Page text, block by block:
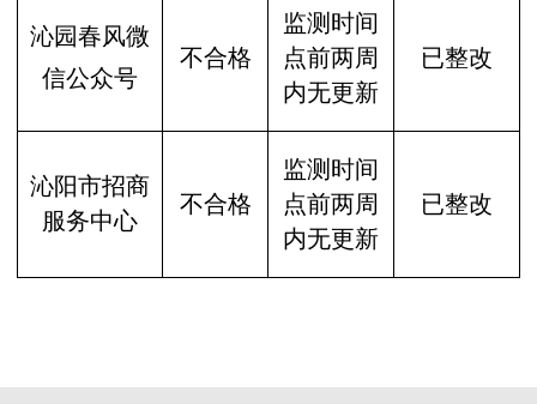
沁园春风微
信公众号
不合格
监测时间
点前两周
内无更新
已整改
沁阳市招商
服务中心
不合格
监测时间
点前两周
内无更新
已整改